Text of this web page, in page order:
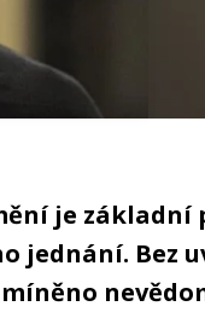
je
jednání. Bez